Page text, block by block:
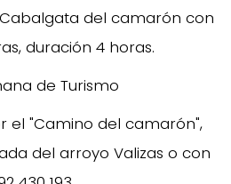
Cabalgata del camarón con
duración 4 horas.
de Turismo
el "Camino del camarón",
del arroyo Valizas o con